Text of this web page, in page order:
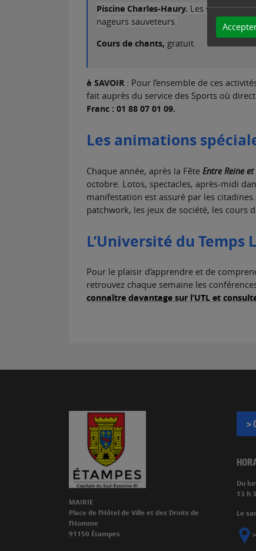
Piscine Charles-Haury. Les seniors
nageurs sauveteurs.
Cours de chants, gratuit.
à SAVOIR : Pour l’ensemble de ces
fait auprès du service des Sports où
Franc : 01 88 07 01 09.
Les animations
Chaque année, après la Fête Entre Reine et
octobre. Lotos, spectacles, après-midi
manifestation est assuré par les
patchwork, les jeux de société, les cours
L’Université du Temps
Pour le plaisir d’apprendre et de
retrouvez chaque semaine les
connaître davantage sur l’UTL et
MAIRIE
Place de l’Hôtel de Ville et des Droits de
l’Homme
91150 Étampes
>
Du
13 h
Le
>